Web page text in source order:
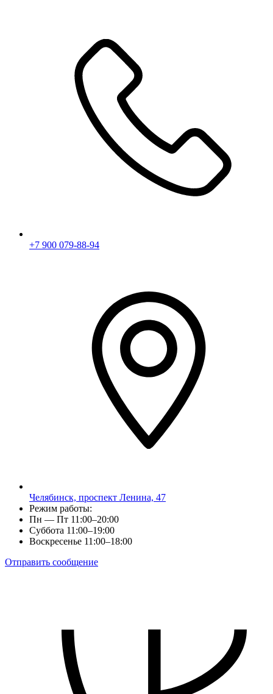
+7 900 079-88-94
Челябинск, проспект Ленина, 47
Режим работы:
Пн — Пт 11:00–20:00
Суббота 11:00–19:00
Воскресенье 11:00–18:00
Отправить сообщение